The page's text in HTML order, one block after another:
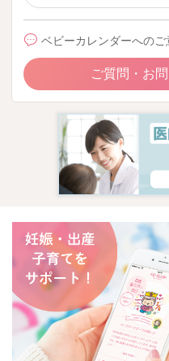
ベビーカレンダーへの
ご質問・お